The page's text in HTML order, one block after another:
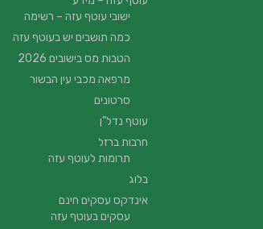
ישובי עוטף עזה – רשימה
כמה תושבים יש בעוטף עזה
הטבות מס בישובים 2026
מרפאה מכבי עין הבשור
סרטונים
עוטף נדל”ן
חרבות ברזל
תרומות לעוטף עזה
בלוג
אינדקס עסקים חינם
עסקים בעוטף עזה